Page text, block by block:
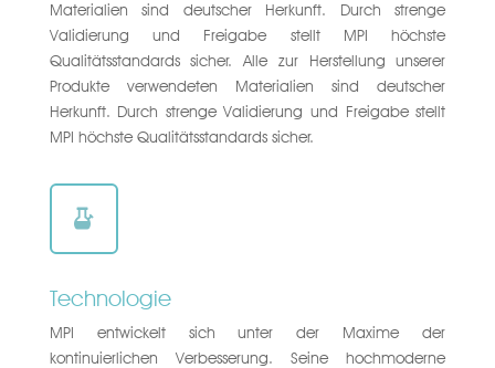
Materialien sind deutscher Herkunft. Durch strenge
Validierung und Freigabe stellt MPI höchste
Qualitätsstandards sicher. Alle zur Herstellung unserer
Produkte verwendeten Materialien sind deutscher
Herkunft. Durch strenge Validierung und Freigabe stellt
MPI höchste Qualitätsstandards sicher.

Technologie
MPI entwickelt sich unter der Maxime der
kontinuierlichen Verbesserung. Seine hochmoderne